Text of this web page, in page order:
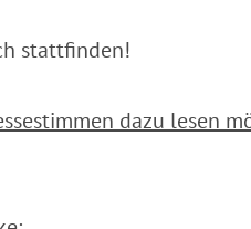
stattfinden!
dazu lesen